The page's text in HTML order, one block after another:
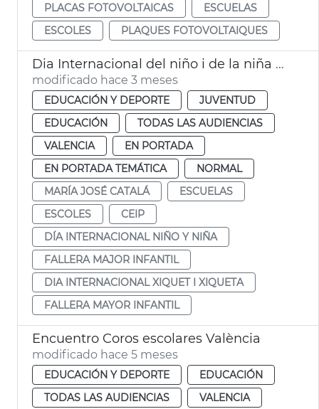
PLACAS FOTOVOLTAICAS
ESCUELAS
ESCOLES
PLAQUES FOTOVOLTAIQUES
Dia Internacional del niño i de la niña València
modificado hace 3 meses
EDUCACIÓN Y DEPORTE
JUVENTUD
EDUCACIÓN
TODAS LAS AUDIENCIAS
VALENCIA
EN PORTADA
EN PORTADA TEMÁTICA
NORMAL
MARÍA JOSÉ CATALÁ
ESCUELAS
ESCOLES
CEIP
DÍA INTERNACIONAL NIÑO Y NIÑA
FALLERA MAJOR INFANTIL
DIA INTERNACIONAL XIQUET I XIQUETA
FALLERA MAYOR INFANTIL
Encuentro Coros escolares València
modificado hace 5 meses
EDUCACIÓN Y DEPORTE
EDUCACIÓN
TODAS LAS AUDIENCIAS
VALENCIA